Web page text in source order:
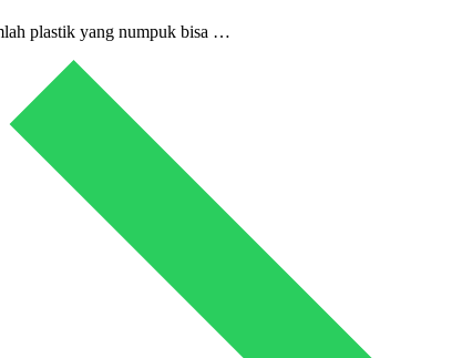
plastik yang numpuk bisa …